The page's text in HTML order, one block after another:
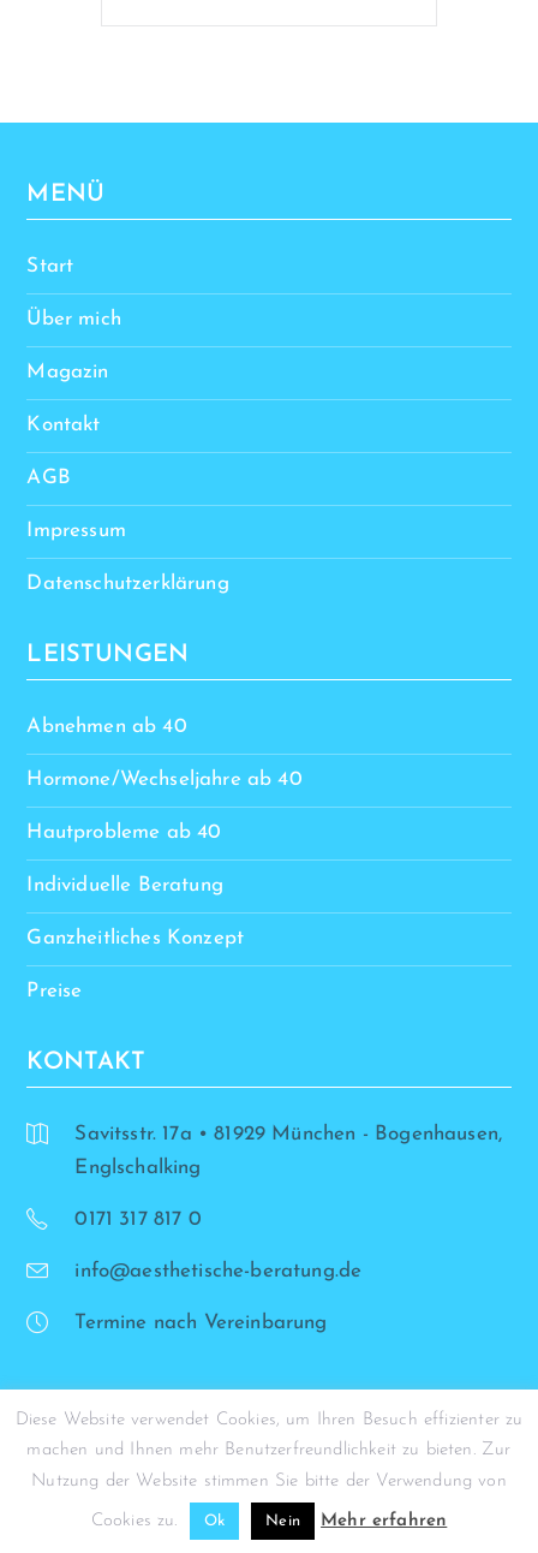
MENÜ
Start
Über mich
Magazin
Kontakt
AGB
Impressum
Datenschutzerklärung
LEISTUNGEN
Abnehmen ab 40
Hormone/Wechseljahre ab 40
Hautprobleme ab 40
Individuelle Beratung
Ganzheitliches Konzept
Preise
KONTAKT
Savitsstr. 17a • 81929 München - Bogenhausen,
Englschalking
0171 317 817 0
info@aesthetische-beratung.de
Termine nach Vereinbarung
© Simona Stohrer - 2026
Diese Website verwendet Cookies, um Ihren Besuch effizienter zu
machen und Ihnen mehr Benutzerfreundlichkeit zu bieten. Zur
Nutzung der Website stimmen Sie bitte der Verwendung von
Cookies zu. Ok Nein Mehr erfahren